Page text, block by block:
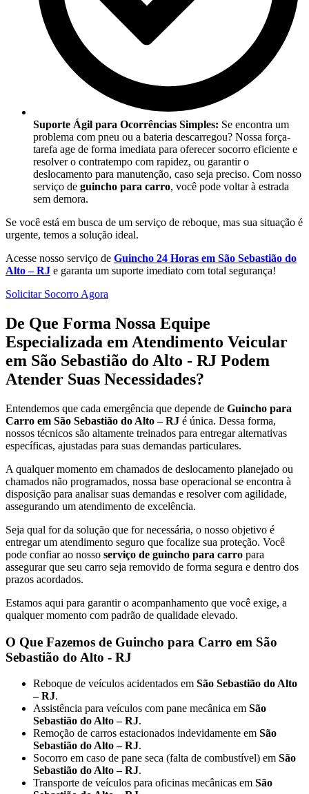
Suporte Ágil para Ocorrências Simples: Se encontra um
problema com pneu ou a bateria descarregou? Nossa força-
tarefa age de forma imediata para oferecer socorro eficiente e
resolver o contratempo com rapidez, ou garantir o
deslocamento para manutenção, caso seja preciso. Com nosso
serviço de guincho para carro, você pode voltar à estrada
sem demora.
Se você está em busca de um serviço de reboque, mas sua situação é
urgente, temos a solução ideal.
Acesse nosso serviço de Guincho 24 Horas em São Sebastião do
Alto – RJ e garanta um suporte imediato com total segurança!
Solicitar Socorro Agora
De Que Forma Nossa Equipe
Especializada em Atendimento Veicular
em São Sebastião do Alto - RJ Podem
Atender Suas Necessidades?
Entendemos que cada emergência que depende de Guincho para
Carro em São Sebastião do Alto – RJ é única. Dessa forma,
nossos técnicos são altamente treinados para entregar alternativas
específicas, ajustadas para suas demandas particulares.
A qualquer momento em chamados de deslocamento planejado ou
chamados não programados, nossa base operacional se encontra à
disposição para analisar suas demandas e resolver com agilidade,
assegurando um atendimento de excelência.
Seja qual for da solução que for necessária, o nosso objetivo é
entregar um atendimento seguro que focalize sua proteção. Você
pode confiar ao nosso serviço de guincho para carro para
assegurar que seu carro seja removido de forma segura e dentro dos
prazos acordados.
Estamos aqui para garantir o acompanhamento que você exige, a
qualquer momento com padrão de qualidade elevado.
O Que Fazemos de Guincho para Carro em São
Sebastião do Alto - RJ
Reboque de veículos acidentados em São Sebastião do Alto
– RJ.
Assistência para veículos com pane mecânica em São
Sebastião do Alto – RJ.
Remoção de carros estacionados indevidamente em São
Sebastião do Alto – RJ.
Socorro em caso de pane seca (falta de combustível) em São
Sebastião do Alto – RJ.
Transporte de veículos para oficinas mecânicas em São